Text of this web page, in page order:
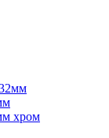
хром